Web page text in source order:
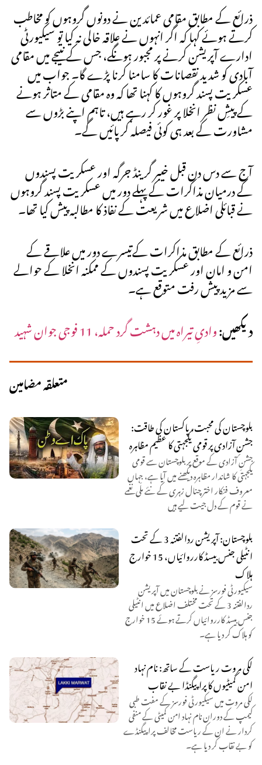
ذرائع کے مطابق مقامی عمائدین نے دونوں گروہوں کو مخاطب
کرتے ہوئے کہا کہ اگر انہوں نے علاقہ خالی نہ کیا تو سیکیورٹی
ادارے آپریشن کرنے پر مجبور ہونگے، جس کے نتیجے میں مقامی
آبادی کو شدید نقصانات کا سامنا کرنا پڑے گا۔ جواب میں
عسکریت پسند گروہوں کا کہنا تھا کہ وہ مقامی کے متاثر ہونے
کے پیشِ نظر انخلا پر غور کر رہے ہیں، تاہم اپنے بڑوں سے
مشاورت کے بعد ہی کوئی فیصلہ کرپائیں گے۔
آج سے دس دن قبل خیبر گرینڈ جرگہ اور عسکریت پسندوں
کے درمیان مذاکرات کے پہلے دور میں عسکریت پسند گروہوں
نے قبائلی اضلاع میں شریعت کے نفاذ کا مطالبہ پیش کیا تھا۔
ذرائع کے مطابق مذاکرات کےتیسرے دور میں علاقے کے
امن و امان اور عسکریت پسندوں کے ممکنہ انخلا کے حوالے
سے مزید پیش رفت متوقع ہے۔
دیکھیں:وادیِ تیراہ میں دہشت گرد حملہ، 11 فوجی جوان شہید
متعلقہ مضامین
بلوچستان کی محبت، پاکستان کی طاقت:
جشنِ آزادی پر قومی یکجہتی کا عظیم مظاہرہ
جشنِ آزادی کے موقع پر بلوچستان سے قومی
یکجہتی کا شاندار مظاہرہ دیکھنے میں آیا ہے، جہاں
معروف فنکار اختر چنال زہری کے نئے ملّی نغمے
نے قوم کے دل جیت لیے ہیں
بلوچستان: آپریشن ردالفتنہ 3 کے تحت
انٹیلی جنس بیسڈ کارروائیاں، 15 خوارج
ہلاک
سیکیورٹی فورسز نے بلوچستان میں آپریشن
ردالفتنہ 3 کے تحت مختلف اضلاع میں انٹیلی
جنس بیسڈ کارروائیاں کرتے ہوئے 15 خوارج
کو ہلاک کر دیا ہے۔
لکی مروت ریاست کے ساتھ: نام نہاد
امن کمیٹیوں کا پراپیگنڈا بے نقاب
لکی مروت میں سیکیورٹی فورسز کے مفت طبی
کیمپ کے دوران نام نہاد امن کمیٹی کے منفی
کردار نے ان کے ریاست مخالف پراپیگنڈے
کو بے نقاب کر دیا ہے۔